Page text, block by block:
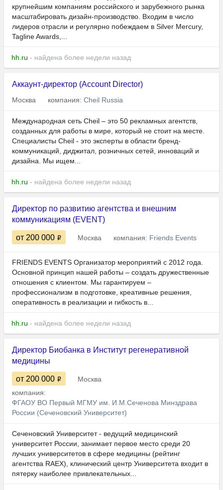
крупнейшим компаниям российского и зарубежного рынка
масштабировать дизайн-производство. Входим в число
лидеров отрасли и регулярно побеждаем в Silver Mercury,
Tagline Awards,...
hh.ru - найдена более недели назад
Аккаунт-директор (Account Director)
Москва компания: Cheil Russia
Международная сеть Cheil – это 50 рекламных агентств,
созданных для работы в мире, который не стоит на месте.
Специалисты Cheil - это эксперты в области бренд-
коммуникаций, диджитал, розничных сетей, инноваций и
дизайна. Мы ищем...
hh.ru - найдена более недели назад
Директор по развитию агентства и внешним
коммуникациям (EVENT)
от 200 000 Москва компания: Friends Events
FRIENDS EVENTS Организатор мероприятий с 2012 года.
Основной принцип нашей работы – создать дружественные
отношения с клиентом. Мы гарантируем –
профессионализм в подготовке, креативные решения,
оперативность в реализации и гибкость в...
hh.ru - найдена более недели назад
Директор Биобанка в Институт регенеративной
медицины
от 200 000
Москва
компания:
ФГАОУ ВО Первый МГМУ им. И.М.Сеченова Минздрава
России (Сеченовский Университет)
Сеченовский Университет - ведущий медицинский
университет России, занимает первое место среди 20
лучших университетов в сфере медицины (рейтинг
агентства RAEX), клинический центр Университета входит в
пятерку наиболее привлекательных...